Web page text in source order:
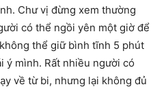
Chư vị đừng xem thường
có thể ngồi yên một giờ để
thể giữ bình tĩnh 5 phút
ý mình. Rất nhiều người có
về từ bi, nhưng lại không đủ